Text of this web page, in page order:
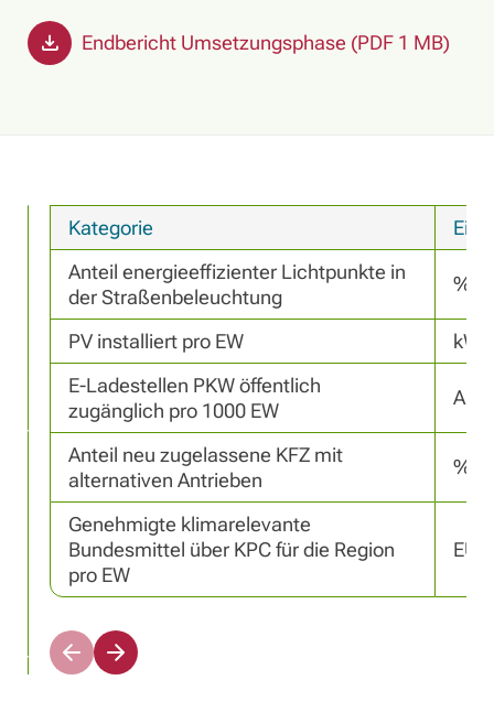
Endbericht Umsetzungsphase (PDF 1 MB)
Kategorie
Anteil energieeffizienter Lichtpunkte in
der Straßenbeleuchtung
%
PV installiert pro EW
E-Ladestellen PKW öffentlich
zugänglich pro 1000 EW
Anteil neu zugelassene KFZ mit
alternativen Antrieben
%
Genehmigte klimarelevante
Bundesmittel über KPC für die Region
pro EW
N
N